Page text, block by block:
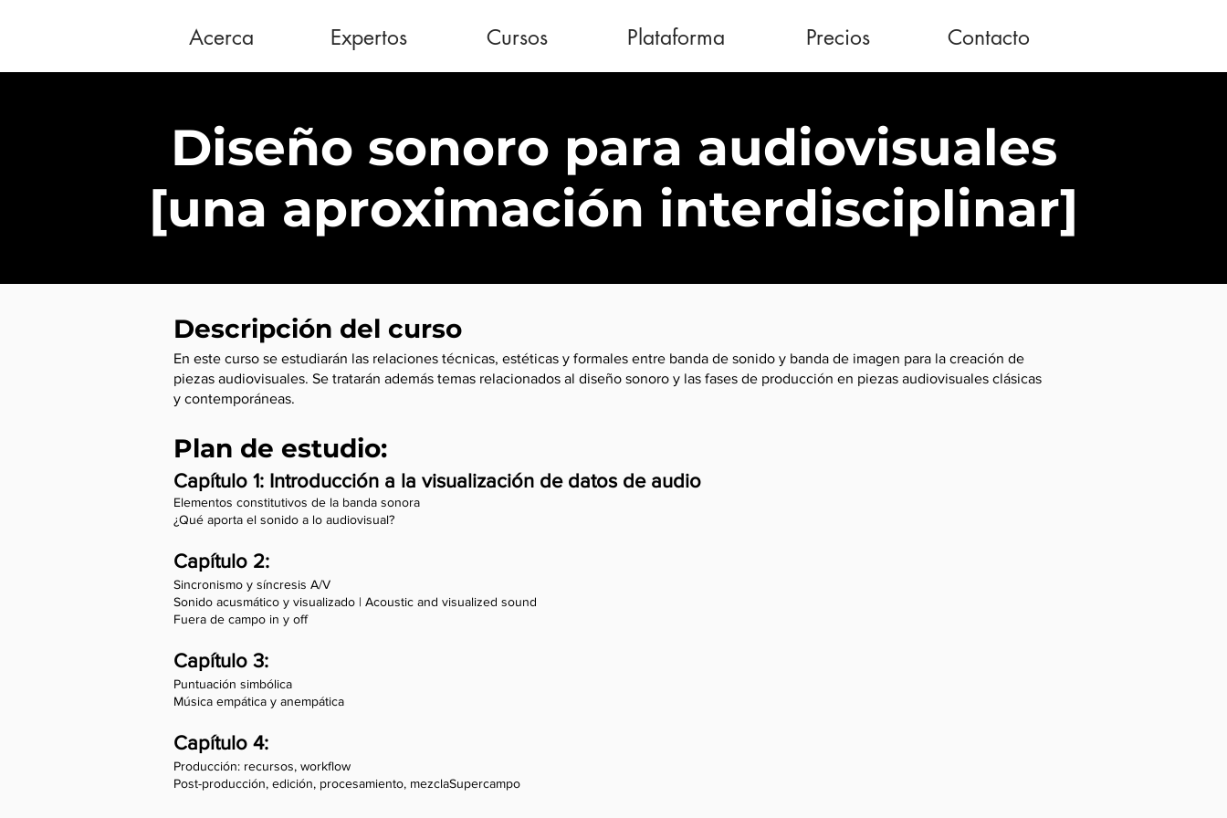
Acerca Expertos Cursos Plataforma Precios Contacto
Diseño sonoro para audiovisuales
[una aproximación interdisciplinar]
Descripción del curso
En este curso se estudiarán las relaciones técnicas, estéticas y formales entre banda de sonido y banda de imagen para la creación de
piezas audiovisuales. Se tratarán además temas relacionados al diseño sonoro y las fases de producción en piezas audiovisuales clásicas
y contemporáneas.
Plan de estudio:
Capítulo 1: Introducción a la visualización de datos de audio
Elementos constitutivos de la banda sonora
¿Qué aporta el sonido a lo audiovisual?
Capítulo 2:
Sincronismo y síncresis A/V
Sonido acusmático y visualizado | Acoustic and visualized sound
Fuera de campo in y off
Capítulo 3:
Puntuación simbólica
Música empática y anempática
Capítulo 4:
Producción: recursos, workflow
Post-producción, edición, procesamiento, mezclaSupercampo